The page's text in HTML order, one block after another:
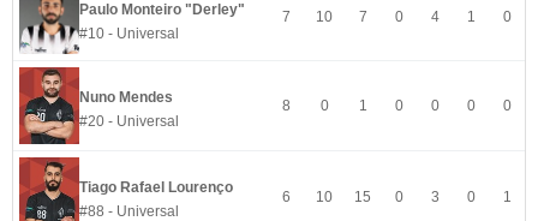
Paulo Monteiro "Derley"
#10 - Universal
7 10 7 0 4 1 0
Nuno Mendes
#20 - Universal
8 0 1 0 0 0 0
Tiago Rafael Lourenço
#88 - Universal
6 10 15 0 3 0 1